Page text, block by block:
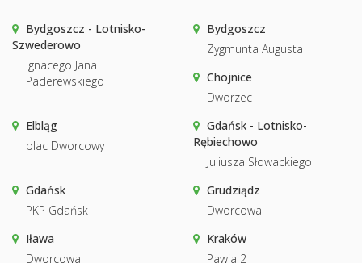
Bydgoszcz - Lotnisko-
Szwederowo
Ignacego Jana
Paderewskiego
Bydgoszcz
Zygmunta Augusta
Chojnice
Dworzec
Elbląg
plac Dworcowy
Gdańsk - Lotnisko-
Rębiechowo
Juliusza Słowackiego
Gdańsk
PKP Gdańsk
Grudziądz
Dworcowa
Iława
Dworcowa
Kraków
Pawia 2